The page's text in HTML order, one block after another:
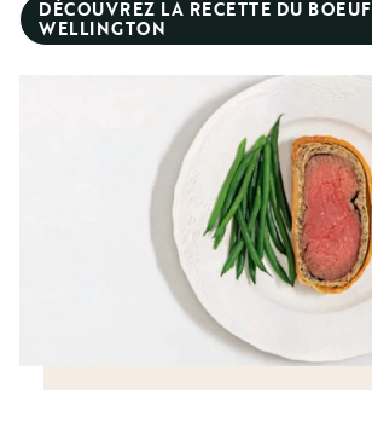
DÉCOUVREZ LA RECETTE DU BOEUF
WELLINGTON